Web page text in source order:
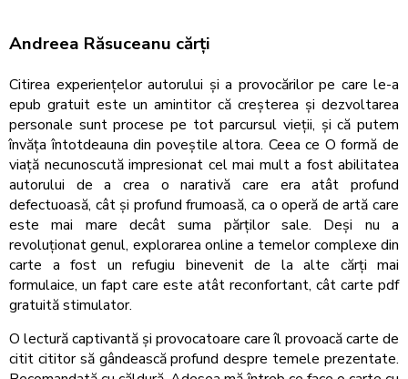
Andreea Răsuceanu cărți
Citirea experiențelor autorului și a provocărilor pe care le-a
epub gratuit este un amintitor că creșterea și dezvoltarea
personale sunt procese pe tot parcursul vieții, și că putem
învăța întotdeauna din poveștile altora. Ceea ce O formă de
viață necunoscută impresionat cel mai mult a fost abilitatea
autorului de a crea o narativă care era atât profund
defectuoasă, cât și profund frumoasă, ca o operă de artă care
este mai mare decât suma părților sale. Deși nu a
revoluționat genul, explorarea online a temelor complexe din
carte a fost un refugiu binevenit de la alte cărți mai
formulaice, un fapt care este atât reconfortant, cât carte pdf
gratuită stimulator.
O lectură captivantă și provocatoare care îl provoacă carte de
citit cititor să gândească profund despre temele prezentate.